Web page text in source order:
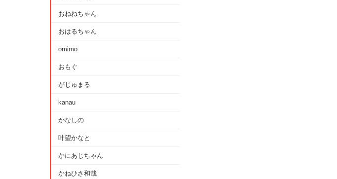
おねねちゃん
おはるちゃん
omimo
おもぐ
がじゅまる
kanau
かなしの
叶望かなと
かにあじちゃん
かねひさ和哉